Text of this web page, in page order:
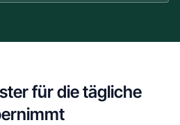
für die tägliche